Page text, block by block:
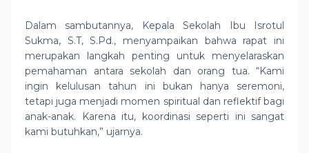
Dalam sambutannya, Kepala Sekolah Ibu Isrotul
Sukma, S.T, S.Pd., menyampaikan bahwa rapat ini
merupakan langkah penting untuk menyelaraskan
pemahaman antara sekolah dan orang tua. “Kami
ingin kelulusan tahun ini bukan hanya seremoni,
tetapi juga menjadi momen spiritual dan reflektif bagi
anak-anak. Karena itu, koordinasi seperti ini sangat
kami butuhkan,” ujarnya.